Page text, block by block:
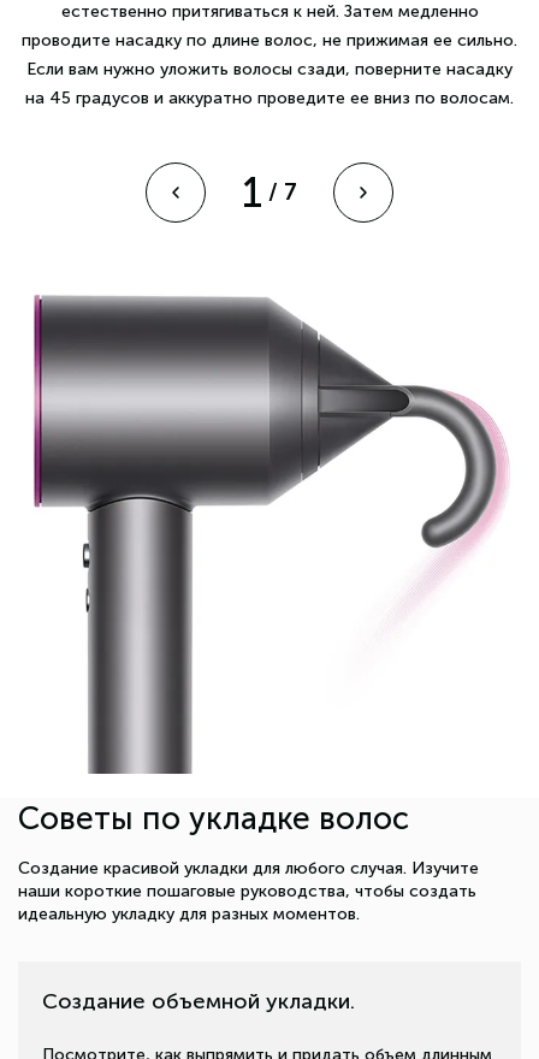
естественно притягиваться к ней. Затем медленно
проводите насадку по длине волос, не прижимая ее сильно.
Если вам нужно уложить волосы сзади, поверните насадку
на 45 градусов и аккуратно проведите ее вниз по волосам.
1 / 7
Советы по укладке волос
Создание красивой укладки для любого случая. Изучите
наши короткие пошаговые руководства, чтобы создать
идеальную укладку для разных моментов.
Создание объемной укладки.
Посмотрите, как выпрямить и придать объем длинным